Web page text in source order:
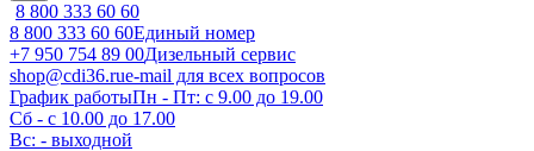
8 800 333 60 60
8 800 333 60 60Единый номер
+7 950 754 89 00Дизельный сервис
shop@cdi36.rue-mail для всех вопросов
График работыПн - Пт: с 9.00 до 19.00
Сб - с 10.00 до 17.00
Вс: - выходной